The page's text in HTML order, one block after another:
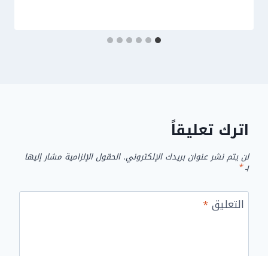
اترك تعليقاً
لن يتم نشر عنوان بريدك الإلكتروني. الحقول الإلزامية مشار إليها
بـ*
التعليق*